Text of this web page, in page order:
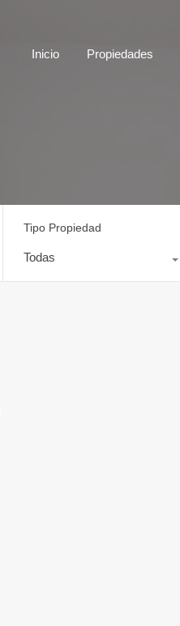
Inicio Propiedades
Tipo Propiedad
Todas